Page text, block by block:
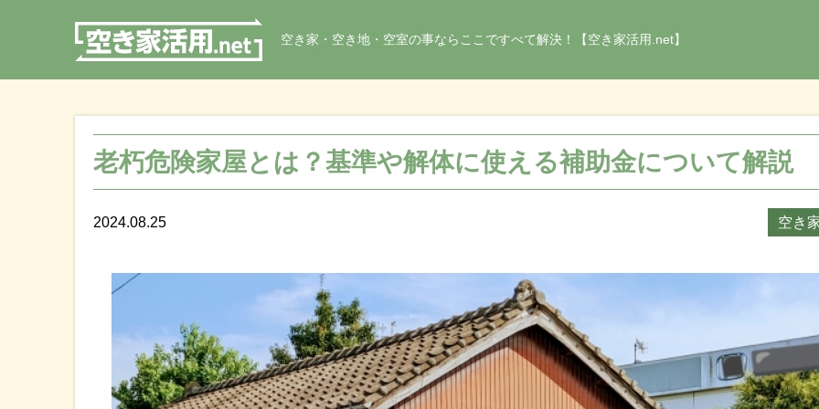
空き家・空き地・空室の事ならここですべて解決！【空き家活用.net】
老朽危険家屋とは？基準や解体に使える補助金について解説
2024.08.25 空き